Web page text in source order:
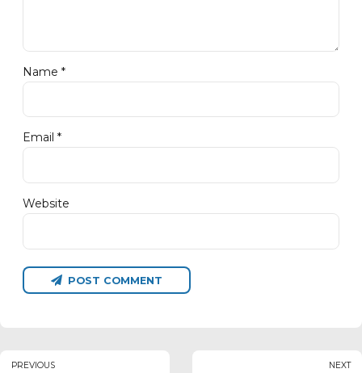
Name *
Email *
Website
POST COMMENT
PREVIOUS NEXT